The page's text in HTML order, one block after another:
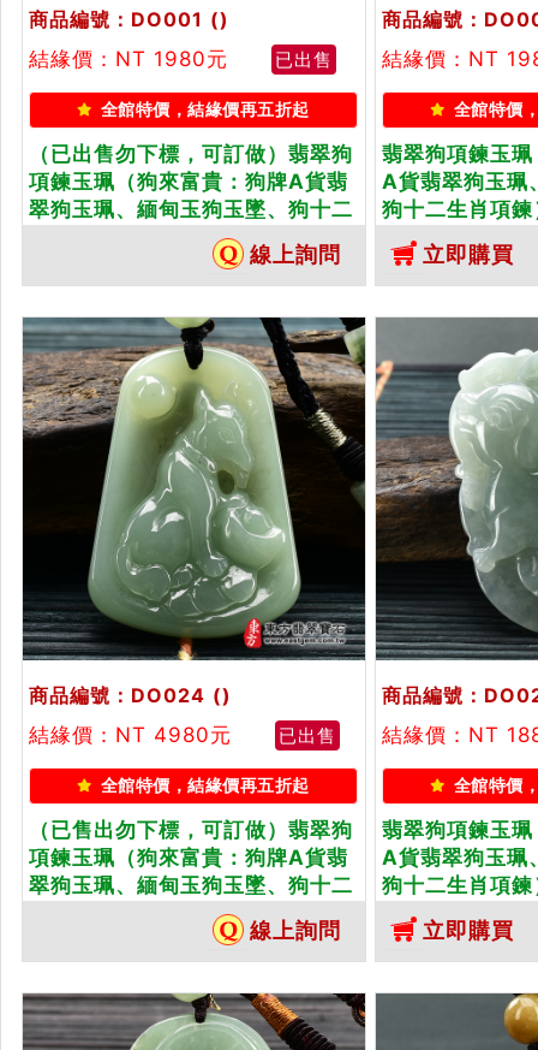
商品編號：DO001 ()
結緣價：NT 1980元
已出售
全館特價，結緣價再五折起
（已出售勿下標，可訂做）翡翠狗
項鍊玉珮（狗來富貴：狗牌A貨翡
翠狗玉珮、緬甸玉狗玉墜、狗十二
生肖項鍊）。淡綠糯種狗，
DO001。客製化訂做各種翡翠狗吊
墜玉珮項鍊。★附A貨翡翠雙證書
線上詢問
商品編號：
結緣價：NT
全館特價
翡翠狗項鍊玉
A貨翡翠狗玉珮
狗十二生肖項
DO002。客製
吊墜玉珮項鍊
書
立即購買
商品編號：DO024 ()
結緣價：NT 4980元
已出售
全館特價，結緣價再五折起
（已售出勿下標，可訂做）翡翠狗
項鍊玉珮（狗來富貴：狗牌A貨翡
翠狗玉珮、緬甸玉狗玉墜、狗十二
生肖項鍊）。綠色糯種狗，
DO024。客製化訂做各種翡翠狗
吊墜玉珮項鍊。★附A貨翡翠雙證
書
線上詢問
商品編號：
結緣價：NT
全館特價
翡翠狗項鍊玉
A貨翡翠狗玉珮
狗十二生肖項
綠帶些許黃翡
化訂做各種翡
★附A貨翡翠雙
立即購買